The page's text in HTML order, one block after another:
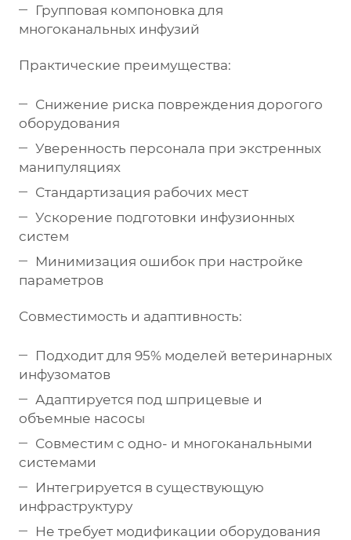
Групповая компоновка для
многоканальных инфузий
Практические преимущества:
Снижение риска повреждения дорогого
оборудования
Уверенность персонала при экстренных
манипуляциях
Стандартизация рабочих мест
Ускорение подготовки инфузионных
систем
Минимизация ошибок при настройке
параметров
Совместимость и адаптивность:
Подходит для 95% моделей ветеринарных
инфузоматов
Адаптируется под шприцевые и
объемные насосы
Совместим с одно- и многоканальными
системами
Интегрируется в существующую
инфраструктуру
Не требует модификации оборудования